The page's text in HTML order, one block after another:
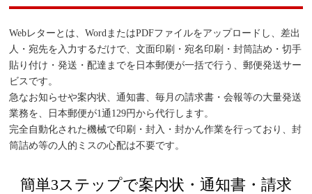
Webレターとは、WordまたはPDFファイルをアップロードし、差出
人・宛先を入力するだけで、文面印刷・宛名印刷・封筒詰め・切手
貼り付け・発送・配達までを日本郵便が一括で行う、郵便発送サー
ビスです。
急なお知らせや案内状、通知書、毎月の請求書・会報等の大量発送
業務を、日本郵便が1通129円から代行します。
完全自動化された機械で印刷・封入・封かん作業を行っており、封
筒詰め等の人的ミスの心配は不要です。
簡単3ステップで案内状・通知書・請求